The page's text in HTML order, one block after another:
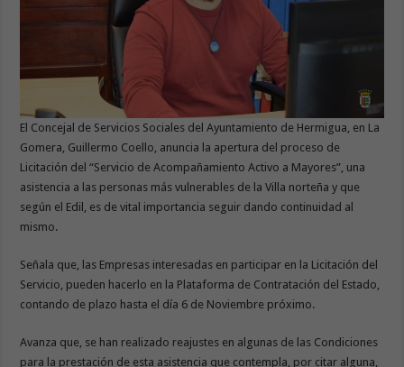
El Concejal de Servicios Sociales del Ayuntamiento de Hermigua, en La
Gomera, Guillermo Coello, anuncia la apertura del proceso de
Licitación del “Servicio de Acompañamiento Activo a Mayores”, una
asistencia a las personas más vulnerables de la Villa norteña y que
según el Edil, es de vital importancia seguir dando continuidad al
mismo.
Señala que, las Empresas interesadas en participar en la Licitación del
Servicio, pueden hacerlo en la Plataforma de Contratación del Estado,
contando de plazo hasta el día 6 de Noviembre próximo.
Avanza que, se han realizado reajustes en algunas de las Condiciones
para la prestación de esta asistencia que contempla, por citar alguna,